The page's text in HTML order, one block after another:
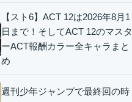
【スト6】ACT 12は2026年8月1
日まで！そしてACT 12のマスタ
ーACT報酬カラー全キャラまと
め
週刊少年ジャンプで最終回の時